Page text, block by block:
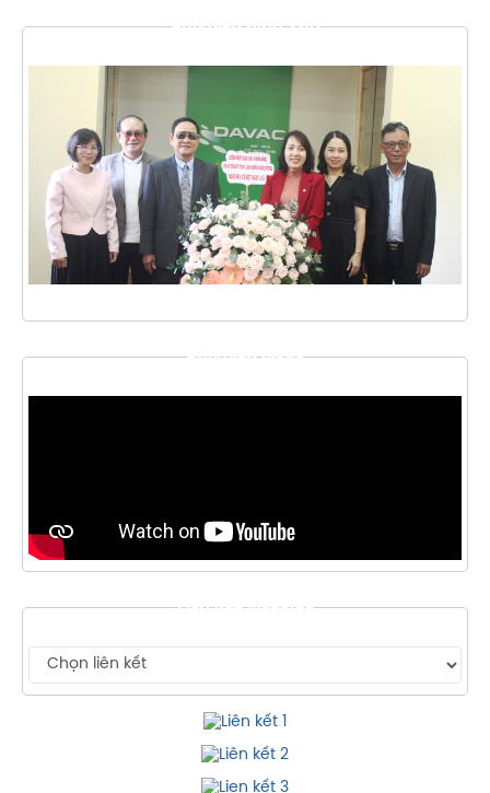
THƯ VIỆN HÌNH ẢNH
THƯ VIỆN VIDEO
LIÊN KẾT WEBSITE